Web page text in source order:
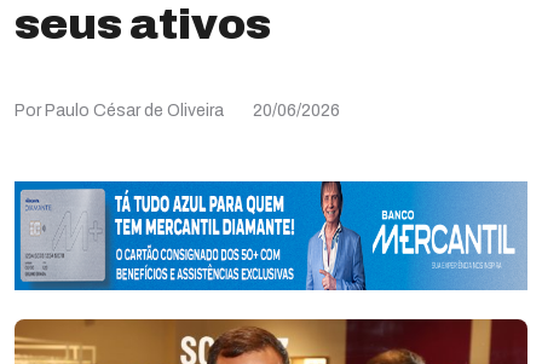
seus ativos
Por Paulo César de Oliveira 20/06/2026